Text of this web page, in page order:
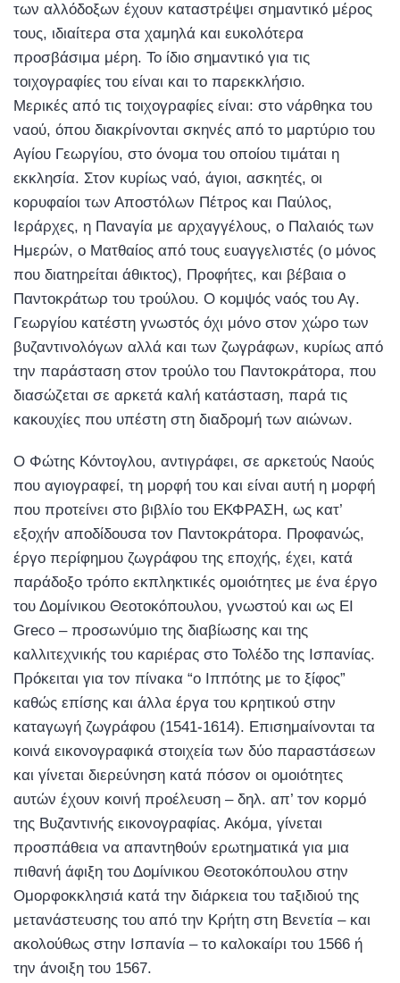
των αλλόδοξων έχουν καταστρέψει σημαντικό μέρος
τους, ιδιαίτερα στα χαμηλά και ευκολότερα
προσβάσιμα μέρη. Το ίδιο σημαντικό για τις
τοιχογραφίες του είναι και το παρεκκλήσιο.
Μερικές από τις τοιχογραφίες είναι: στο νάρθηκα του
ναού, όπου διακρίνονται σκηνές από το μαρτύριο του
Αγίου Γεωργίου, στο όνομα του οποίου τιμάται η
εκκλησία. Στον κυρίως ναό, άγιοι, ασκητές, οι
κορυφαίοι των Αποστόλων Πέτρος και Παύλος,
Ιεράρχες, η Παναγία με αρχαγγέλους, ο Παλαιός των
Ημερών, ο Ματθαίος από τους ευαγγελιστές (ο μόνος
που διατηρείται άθικτος), Προφήτες, και βέβαια ο
Παντοκράτωρ του τρούλου. Ο κομψός ναός του Αγ.
Γεωργίου κατέστη γνωστός όχι μόνο στον χώρο των
βυζαντινολόγων αλλά και των ζωγράφων, κυρίως από
την παράσταση στον τρούλο του Παντοκράτορα, που
διασώζεται σε αρκετά καλή κατάσταση, παρά τις
κακουχίες που υπέστη στη διαδρομή των αιώνων.
Ο Φώτης Κόντογλου, αντιγράφει, σε αρκετούς Ναούς
που αγιογραφεί, τη μορφή του και είναι αυτή η μορφή
που προτείνει στο βιβλίο του ΕΚΦΡΑΣΗ, ως κατ’
εξοχήν αποδίδουσα τον Παντοκράτορα. Προφανώς,
έργο περίφημου ζωγράφου της εποχής, έχει, κατά
παράδοξο τρόπο εκπληκτικές ομοιότητες με ένα έργο
του Δομίνικου Θεοτοκόπουλου, γνωστού και ως ΕΙ
Greco – προσωνύμιο της διαβίωσης και της
καλλιτεχνικής του καριέρας στο Τολέδο της Ισπανίας.
Πρόκειται για τον πίνακα “ο Ιππότης με το ξίφος”
καθώς επίσης και άλλα έργα του κρητικού στην
καταγωγή ζωγράφου (1541-1614). Επισημαίνονται τα
κοινά εικονογραφικά στοιχεία των δύο παραστάσεων
και γίνεται διερεύνηση κατά πόσον οι ομοιότητες
αυτών έχουν κοινή προέλευση – δηλ. απ’ τον κορμό
της Βυζαντινής εικονογραφίας. Ακόμα, γίνεται
προσπάθεια να απαντηθούν ερωτηματικά για μια
πιθανή άφιξη του Δομίνικου Θεοτοκόπουλου στην
Ομορφοκκλησιά κατά την διάρκεια του ταξιδιού της
μετανάστευσης του από την Κρήτη στη Βενετία – και
ακολούθως στην Ισπανία – το καλοκαίρι του 1566 ή
την άνοιξη του 1567.